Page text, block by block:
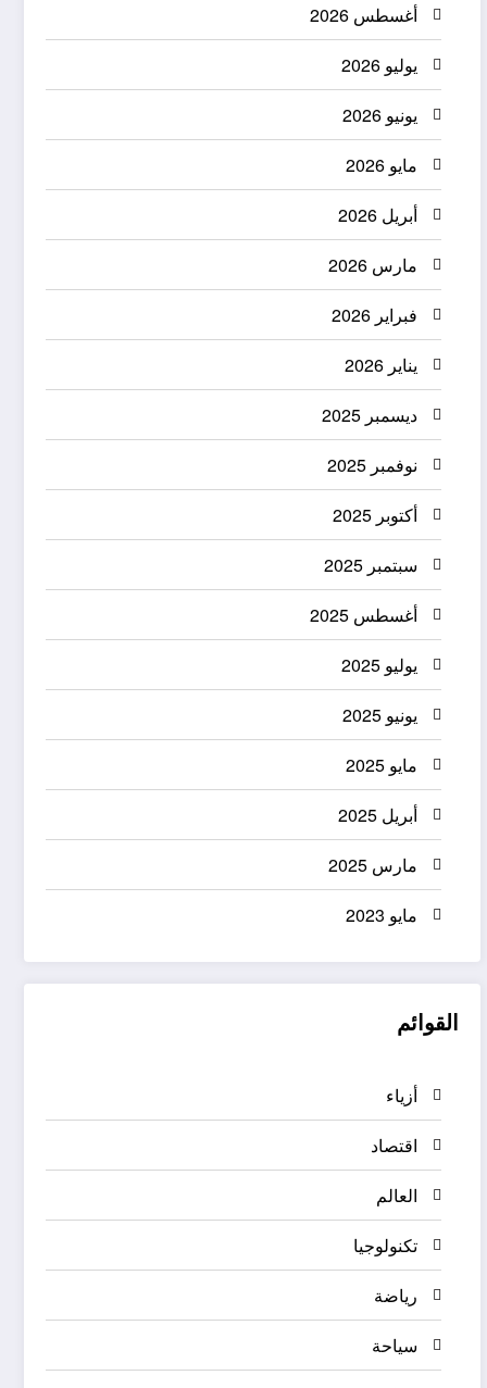
أغسطس 2026
يوليو 2026
يونيو 2026
مايو 2026
أبريل 2026
مارس 2026
فبراير 2026
يناير 2026
ديسمبر 2025
نوفمبر 2025
أكتوبر 2025
سبتمبر 2025
أغسطس 2025
يوليو 2025
يونيو 2025
مايو 2025
أبريل 2025
مارس 2025
مايو 2023
القوائم
أزياء
اقتصاد
العالم
تكنولوجيا
رياضة
سياحة